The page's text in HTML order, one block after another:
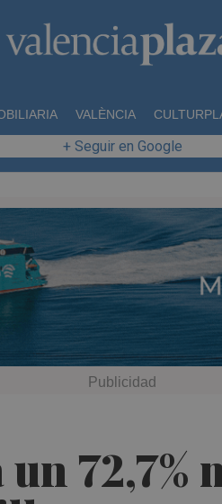
VALÈNCIA
+ Seguir en Google